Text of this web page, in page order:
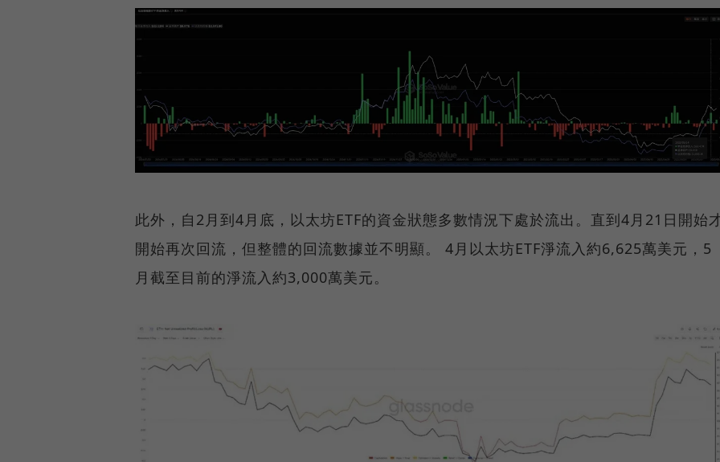
此外，自2月到4月底，以太坊ETF的資金狀態多數情況下處於流出。直到4月21日開始
開始再次回流，但整體的回流數據並不明顯。 4月以太坊ETF淨流入約6,625萬美元，5
月截至目前的淨流入約3,000萬美元。